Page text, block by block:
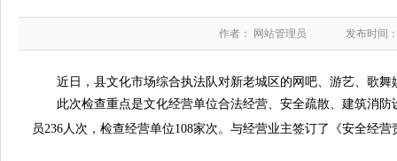
作者： 网站管理员 发布时间
近日，县文化市场综合执法队对新老城区的网吧、游艺、歌
此次检查重点是文化经营单位合法经营、安全疏散、建筑消防
员236人次，检查经营单位108家次。与经营业主签订了《安全经